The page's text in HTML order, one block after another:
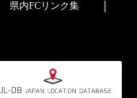
県内FCリンク集